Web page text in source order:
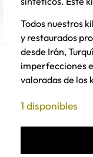
Todos nuestros
y restaurados
desde Irán,
imperfecciones
valoradas de los
1 disponibles